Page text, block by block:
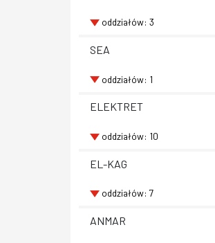
oddziałów: 3
SEA
oddziałów: 1
ELEKTRET
oddziałów: 10
EL-KAG
oddziałów: 7
ANMAR